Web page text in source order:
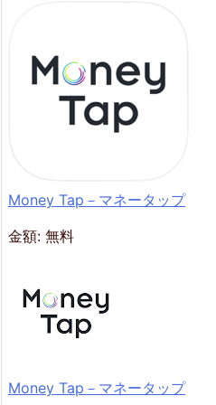
Money Tap－マネータップ
金額: 無料
Money Tap－マネータップ